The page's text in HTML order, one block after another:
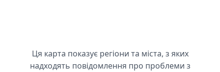
Ця карта показує регіони та міста, з яких
надходять повідомлення про проблеми з